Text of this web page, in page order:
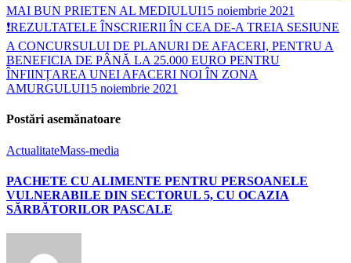
MAI BUN PRIETEN AL MEDIULUI15 noiembrie 2021
❗REZULTATELE ÎNSCRIERII ÎN CEA DE-A TREIA SESIUNE
A CONCURSULUI DE PLANURI DE AFACERI, PENTRU A
BENEFICIA DE PÂNĂ LA 25.000 EURO PENTRU
ÎNFIINȚAREA UNEI AFACERI NOI ÎN ZONA
AMURGULUI15 noiembrie 2021
Postări asemănatoare
ActualitateMass-media
PACHETE CU ALIMENTE PENTRU PERSOANELE
VULNERABILE DIN SECTORUL 5, CU OCAZIA
SĂRBĂTORILOR PASCALE